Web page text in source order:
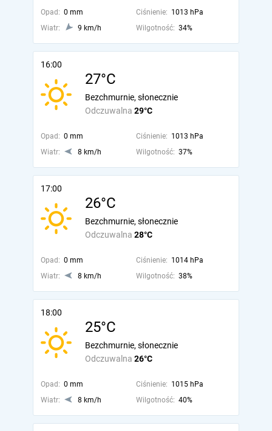
Opad: 0 mm Ciśnienie: 1013 hPa
Wiatr:
9 km/h Wilgotność: 34%
16:00
27°C
Odczuwalna 29°C
Bezchmurnie, słonecznie
Opad: 0 mm Ciśnienie: 1013 hPa
Wiatr:
8 km/h Wilgotność: 37%
17:00
26°C
Odczuwalna 28°C
Bezchmurnie, słonecznie
Opad: 0 mm Ciśnienie: 1014 hPa
Wiatr:
8 km/h Wilgotność: 38%
18:00
25°C
Odczuwalna 26°C
Bezchmurnie, słonecznie
Opad: 0 mm Ciśnienie: 1015 hPa
Wiatr:
8 km/h Wilgotność: 40%